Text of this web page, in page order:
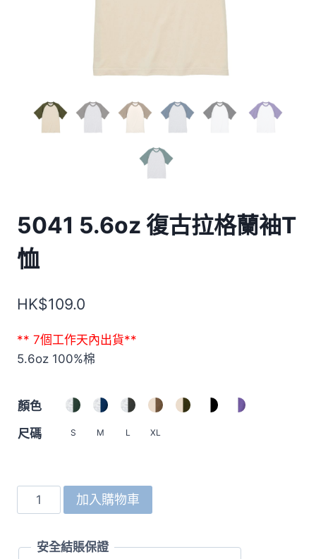
5041 5.6oz 復古拉格蘭袖T
恤
HK$109.0
** 7個工作天內出貨**
5.6oz 100%棉
顏色
尺碼
S M L XL
5041
5.6oz
古
加入購物車
安全結賬保證